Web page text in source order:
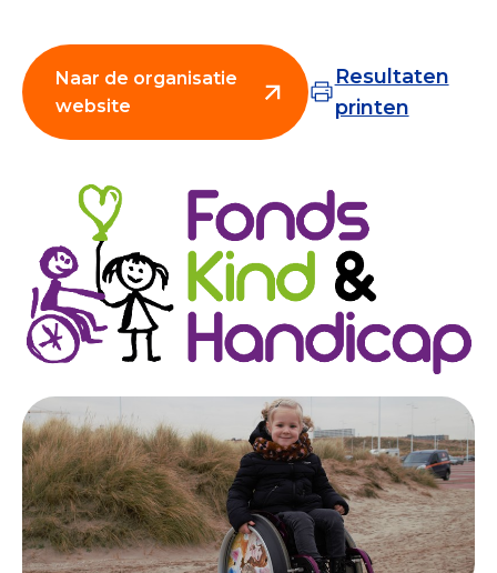
Collecterooster/wervingrooster
Over het CBF
Veelgestelde vragen
Register Erkende Donatieplatformen
Naar de organisatie
website
Resultaten
printen